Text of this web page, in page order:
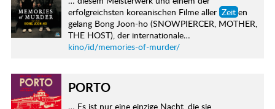
erfolgreichsten koreanischen Filme aller Zeit en
gelang Bong Joon-ho (SNOWPIERCER, MOTHER,
THE HOST), der internationale…
kino/id/memories-of-murder/
PORTO
… Es ist nur eine einzige Nacht, die sie